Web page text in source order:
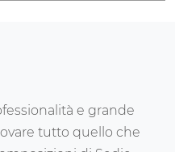
e grande
tutto quello che